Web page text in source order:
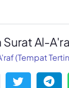
Al-
(Tempat